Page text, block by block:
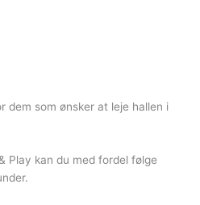
dem som ønsker at leje hallen i
Play kan du med fordel følge